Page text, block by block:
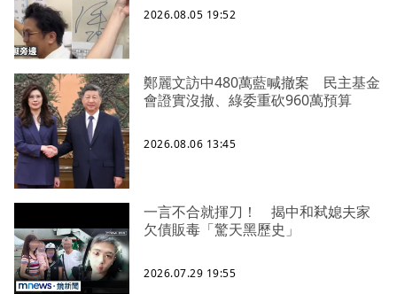
2026.08.05 19:52
鄭麗文訪中480萬藍喊撤案 民主基金
會證實沒撤、綠委重砍960萬預算
2026.08.06 13:45
一言不合就揮刀！ 揭中和弒媳夫家
欠債販毒「驚天黑歷史」
2026.07.29 19:55